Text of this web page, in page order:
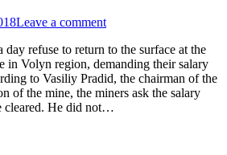
Leave a comment
refuse to return to the surface at the
in Volyn region, demanding their salary
to Vasiliy Pradid, the chairman of the
of the mine, the miners ask the salary
cleared. He did not…